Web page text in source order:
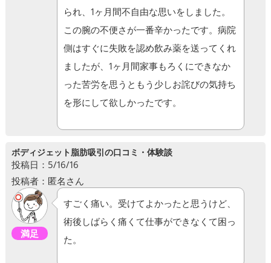
られ、1ヶ月間不自由な思いをしました。
この腕の不便さが一番辛かったです。病院
側はすぐに失敗を認め飲み薬を送ってくれ
ましたが、1ヶ月間家事もろくにできなか
った苦労を思うともう少しお詫びの気持ち
を形にして欲しかったです。
ボディジェット脂肪吸引の口コミ・体験談
投稿日：5/16/16
投稿者：匿名さん
満足
すごく痛い。受けてよかったと思うけど、
術後しばらく痛くて仕事ができなくて困っ
た。